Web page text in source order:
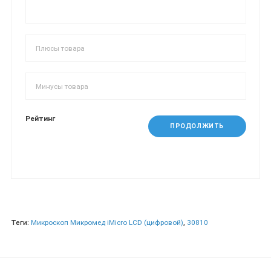
Рейтинг
ПРОДОЛЖИТЬ
Теги: Микроскоп Микромед iMicro LCD (цифровой), 30810